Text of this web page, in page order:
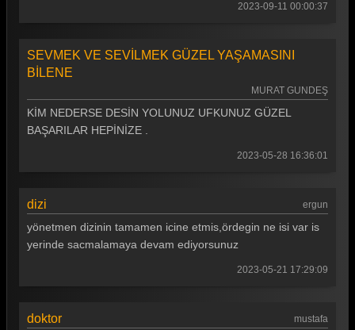
Gönül Dağı 92. Bölüm
Gönül Dağı 90. Bölüm
Gönül Dağı 86. Bölüm
Gönül Dağı 83. Bölüm
2023-09-11 00:00:37
SEVMEK VE SEVİLMEK GÜZEL YAŞAMASINI
BİLENE
MURAT GUNDEŞ
KİM NEDERSE DESİN YOLUNUZ UFKUNUZ GÜZEL
BAŞARILAR HEPİNİZE .
2023-05-28 16:36:01
dizi ergun
yönetmen dizinin tamamen icine etmis,ördegin ne isi var is
yerinde sacmalamaya devam ediyorsunuz
2023-05-21 17:29:09
doktor mustafa